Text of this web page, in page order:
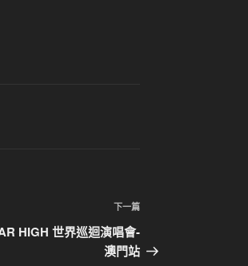
下
一
篇
下一篇
HIGH 世界巡迴演唱會-
澳門站